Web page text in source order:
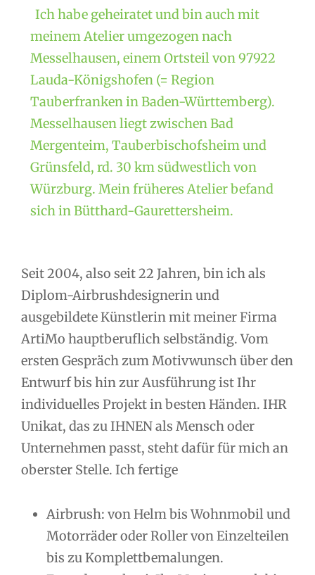
Ich habe geheiratet und bin auch mit
meinem Atelier umgezogen nach
Messelhausen, einem Ortsteil von 97922
Lauda-Königshofen (= Region
Tauberfranken in Baden-Württemberg).
Messelhausen liegt zwischen Bad
Mergenteim, Tauberbischofsheim und
Grünsfeld, rd. 30 km südwestlich von
Würzburg. Mein früheres Atelier befand
sich in Bütthard-Gaurettersheim.
Seit 2004, also seit 22 Jahren, bin ich als
Diplom-Airbrushdesignerin und
ausgebildete Künstlerin mit meiner Firma
ArtiMo hauptberuflich selbständig. Vom
ersten Gespräch zum Motivwunsch über den
Entwurf bis hin zur Ausführung ist Ihr
individuelles Projekt in besten Händen. IHR
Unikat, das zu IHNEN als Mensch oder
Unternehmen passt, steht dafür für mich an
oberster Stelle. Ich fertige
Airbrush: von Helm bis Wohnmobil und
Motorräder oder Roller von Einzelteilen
bis zu Komplettbemalungen.